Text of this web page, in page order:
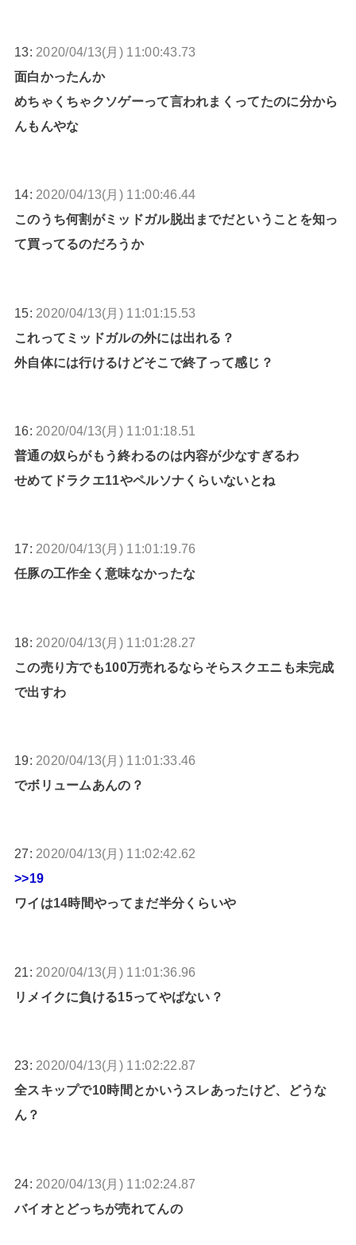
13: 2020/04/13(月) 11:00:43.73
面白かったんか
めちゃくちゃクソゲーって言われまくってたのに分から
んもんやな
14: 2020/04/13(月) 11:00:46.44
このうち何割がミッドガル脱出までだということを知っ
て買ってるのだろうか
15: 2020/04/13(月) 11:01:15.53
これってミッドガルの外には出れる？
外自体には行けるけどそこで終了って感じ？
16: 2020/04/13(月) 11:01:18.51
普通の奴らがもう終わるのは内容が少なすぎるわ
せめてドラクエ11やペルソナくらいないとね
17: 2020/04/13(月) 11:01:19.76
任豚の工作全く意味なかったな
18: 2020/04/13(月) 11:01:28.27
この売り方でも100万売れるならそらスクエニも未完成
で出すわ
19: 2020/04/13(月) 11:01:33.46
でボリュームあんの？
27: 2020/04/13(月) 11:02:42.62
>>19
ワイは14時間やってまだ半分くらいや
21: 2020/04/13(月) 11:01:36.96
リメイクに負ける15ってやばない？
23: 2020/04/13(月) 11:02:22.87
全スキップで10時間とかいうスレあったけど、どうな
ん？
24: 2020/04/13(月) 11:02:24.87
バイオとどっちが売れてんの